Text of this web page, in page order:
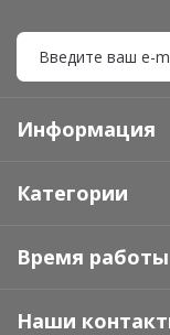
Информация
Категории
Время работы
Наши